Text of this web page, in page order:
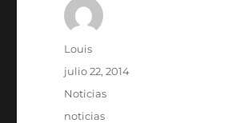
Autor
Louis
Publicado
julio 22, 2014
Categorías
Noticias
Etiquetas
noticias